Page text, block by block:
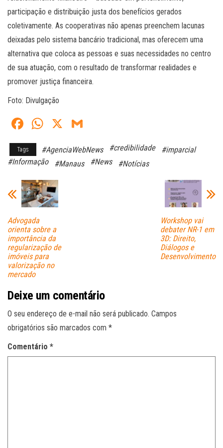
participação e distribuição justa dos benefícios gerados
coletivamente. As cooperativas não apenas preenchem lacunas
deixadas pelo sistema bancário tradicional, mas oferecem uma
alternativa que coloca as pessoas e suas necessidades no centro
de sua atuação, com o resultado de transformar realidades e
promover justiça financeira.
Foto: Divulgação
Fa
ce
bo
ok
W
ts
pp
X
ail
Tags #AgenciaWebNews #credibilidade
#imparcial
#Informação
#Manaus #News #Notícias
Advogada
orienta sobre a
importância da
regularização de
imóveis para
valorização no
mercado
Workshop vai
debater NR-1 em
3D: Direito,
Diálogos e
Desenvolvimento
Deixe um comentário
O seu endereço de e-mail não será publicado. Campos
obrigatórios são marcados com *
Comentário *